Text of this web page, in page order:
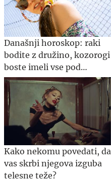
Današnji horoskop: raki
bodite z družino, kozorogi
boste imeli vse pod
nadzorom
Kako nekomu povedati, da
vas skrbi njegova izguba
telesne teže?